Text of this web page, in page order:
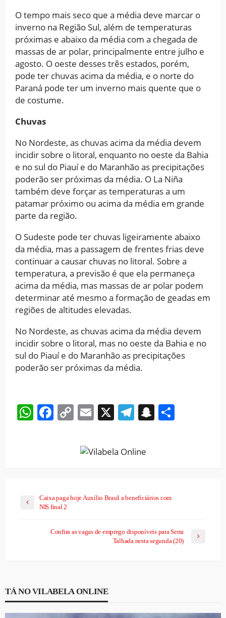
O tempo mais seco que a média deve marcar o
inverno na Região Sul, além de temperaturas
próximas e abaixo da média com a chegada de
massas de ar polar, principalmente entre julho e
agosto. O oeste desses três estados, porém,
pode ter chuvas acima da média, e o norte do
Paraná pode ter um inverno mais quente que o
de costume.
Chuvas
No Nordeste, as chuvas acima da média devem
incidir sobre o litoral, enquanto no oeste da Bahia
e no sul do Piauí e do Maranhão as precipitações
poderão ser próximas da média. O La Niña
também deve forçar as temperaturas a um
patamar próximo ou acima da média em grande
parte da região.
O Sudeste pode ter chuvas ligeiramente abaixo
da média, mas a passagem de frentes frias deve
continuar a causar chuvas no litoral. Sobre a
temperatura, a previsão é que ela permaneça
acima da média, mas massas de ar polar podem
determinar até mesmo a formação de geadas em
regiões de altitudes elevadas.
No Nordeste, as chuvas acima da média devem
incidir sobre o litoral, mas no oeste da Bahia e no
sul do Piauí e do Maranhão as precipitações
poderão ser próximas da média.
WhatsApp
Facebook
CopyEmail
X Telegram
Snapchat
Caixa paga hoje Auxílio Brasil a beneficiários com
NIS final 2
Confira as vagas de emprego disponíveis para Serra
Talhada nesta segunda (20)
TÁ NO VILABELA ONLINE